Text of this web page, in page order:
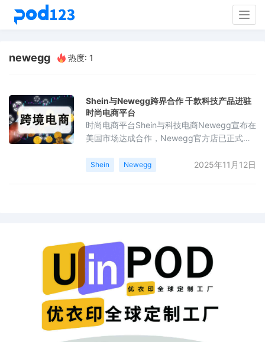
newegg 热度: 1
Shein与Newegg跨界合作 千款科技产品进驻
时尚电商平台
时尚电商平台Shein与科技电商Newegg宣布在
美国市场达成合作，Newegg官方店已正式入
涵盖游戏笔记本、超薄本、耳机及PC组件等多
Shein Newegg 2025年11月12日